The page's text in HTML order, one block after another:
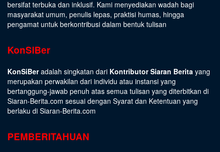
bersifat terbuka dan inklusif. Kami menyediakan wadah bagi
masyarakat umum, penulis lepas, praktisi humas, hingga
pengamat untuk berkontribusi dalam bentuk tulisan
KonSiBer
KonSiBeradalah singkatan dari Kontributor Siaran Berita yang
merupakan perwakilan dari individu atau instansi yang
bertanggung-jawab penuh atas semua tulisan yang diterbitkan di
Siaran-Berita.com sesuai dengan Syarat dan Ketentuan yang
berlaku di Siaran-Berita.com
PEMBERITAHUAN